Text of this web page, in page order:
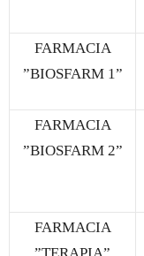
FARMACIA
”BIOSFARM 1”
FARMACIA
”BIOSFARM 2”
FARMACIA